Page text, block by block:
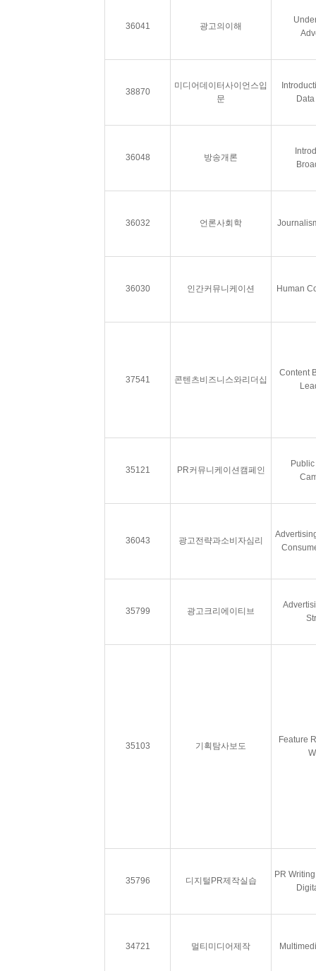
36041 광고의이해
38870
미디어데이터사이언스입
문
36048 방송개론
36032 언론사회학
36030 인간커뮤니케이션 Human
37541 콘텐츠비즈니스와리더십
Content
35121 PR커뮤니케이션캠페인
36043 광고전략과소비자심리
35799 광고크리에이티브
35103 기획탐사보도
Feature
35796 디지털PR제작실습
PR
34721 멀티미디어제작